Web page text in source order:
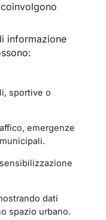
informazione
sportive o
emergenze
dati
spazio urbano.